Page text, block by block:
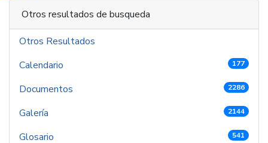
Otros resultados de busqueda
Otros Resultados
Calendario
177
Documentos 2286
Galería 2144
Glosario 541